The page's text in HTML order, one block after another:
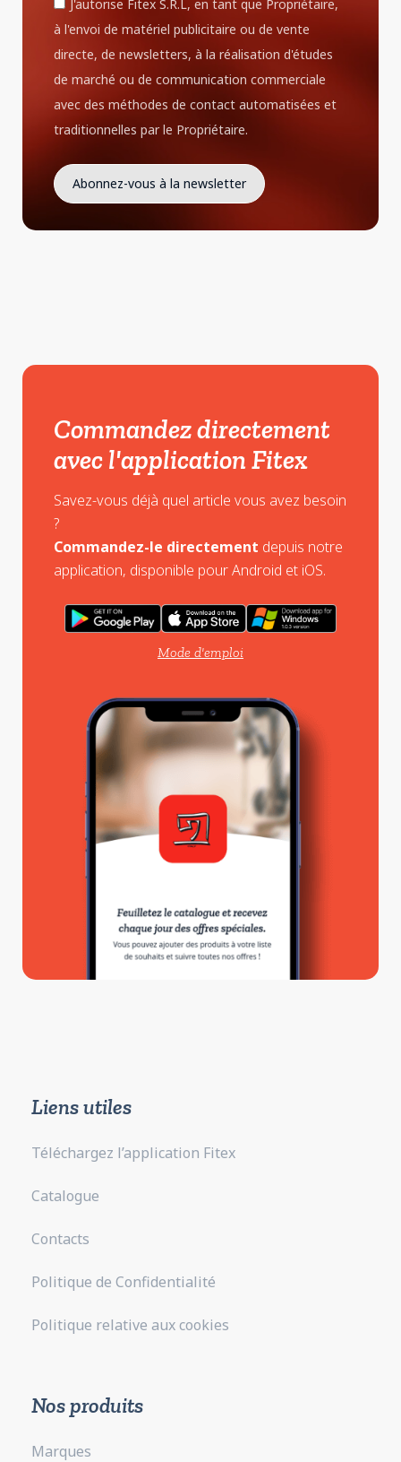
J'autorise Fitex S.R.L, en tant que Propriétaire,
à l'envoi de matériel publicitaire ou de vente
directe, de newsletters, à la réalisation d'études
de marché ou de communication commerciale
avec des méthodes de contact automatisées et
traditionnelles par le Propriétaire.
Commandez directement
avec l'application Fitex
Savez-vous déjà quel article vous avez besoin
?
Commandez-le directement depuis notre
application, disponible pour Android et iOS.
Mode d'emploi
Liens utiles
Téléchargez l’application Fitex
Catalogue
Contacts
Politique de Confidentialité
Politique relative aux cookies
Nos produits
Marques